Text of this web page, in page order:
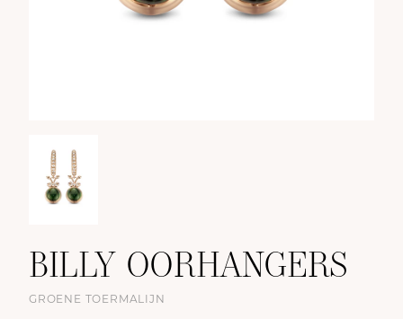
BILLY OORHANGERS
GROENE TOERMALIJN